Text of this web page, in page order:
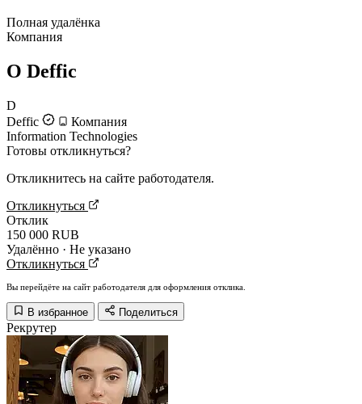
Полная удалёнка
Компания
О Deffic
D
Deffic
Компания
Information Technologies
Готовы откликнуться?
Откликнитесь на сайте работодателя.
Откликнуться
Отклик
150 000 RUB
Удалённо · Не указано
Откликнуться
Вы перейдёте на сайт работодателя для оформления отклика.
В избранное Поделиться
Рекрутер